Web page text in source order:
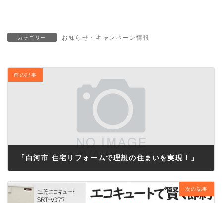
カテゴリー お知らせ・キャンペーン情報
前の記事
「白河市 住宅リフォームで理想の住まいを実現！」
次の記事